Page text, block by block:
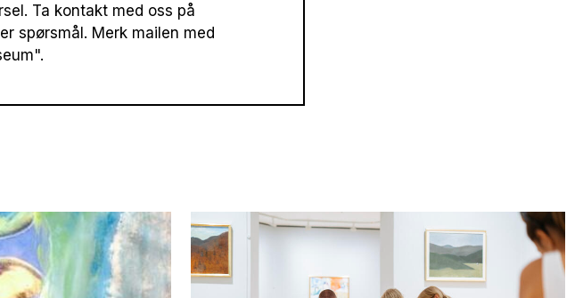
Ta kontakt med oss på
spørsmål. Merk mailen med